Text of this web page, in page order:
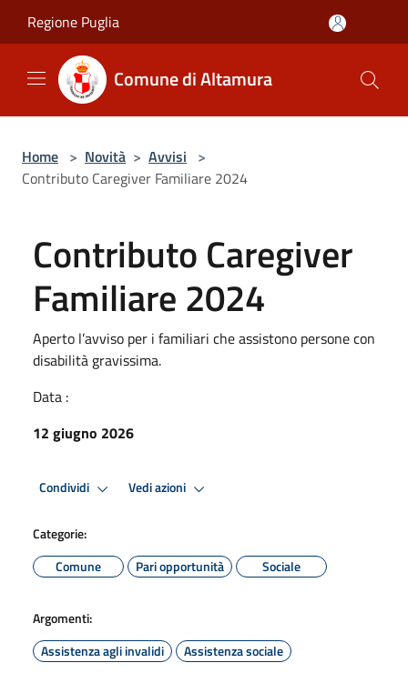
Regione Puglia
Comune di Altamura
Home > Novità > Avvisi >
Contributo Caregiver Familiare 2024
Contributo Caregiver
Familiare 2024
Aperto l’avviso per i familiari che assistono persone con
disabilità gravissima.
Data :
12 giugno 2026
Condividi Vedi azioni
Categorie:
Comune
Pari opportunità Sociale
Argomenti:
Assistenza agli invalidi
Assistenza sociale